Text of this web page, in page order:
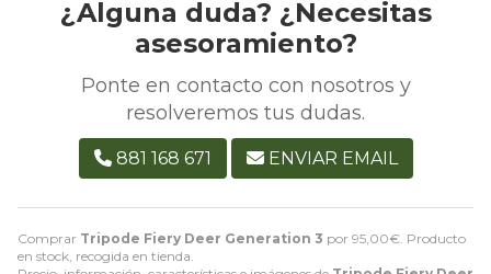
Comprar Tripode Fiery Deer Generation 3 por 95,00€ . Producto
en stock, recogida en tienda.
¿Alguna duda? ¿Necesitas
asesoramiento?
Ponte en contacto con nosotros y
resolveremos tus dudas.
881 168 671 ENVIAR EMAIL